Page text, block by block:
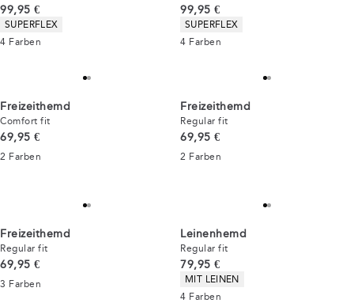
Preis
99,95 €
Produkteigenschaften
SUPERFLEX
4 Farben
Preis
99,95 €
Produkteigenschaften
SUPERFLEX
4 Farben
Freizeithemd
Comfort fit
Preis
69,95 €
2 Farben
Freizeithemd
Regular fit
Preis
69,95 €
2 Farben
Freizeithemd
Regular fit
Preis
69,95 €
3 Farben
Leinenhemd
Regular fit
Preis
79,95 €
Produkteigenschaften
MIT LEINEN
4 Farben